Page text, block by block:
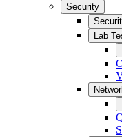
Security
Lab